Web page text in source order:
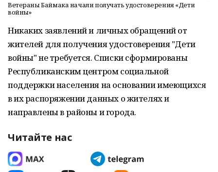
Ветераны Баймака начали получать удостоверения «Дети
войны»
Никаких заявлений и личных обращений от
жителей для получения удостоверения "Дети
войны" не требуется. Списки сформированы
Республиканским центром социальной
поддержки населения на основании имеющихся
в их распоряжении данных о жителях и
направлены в районы и города.
Читайте нас